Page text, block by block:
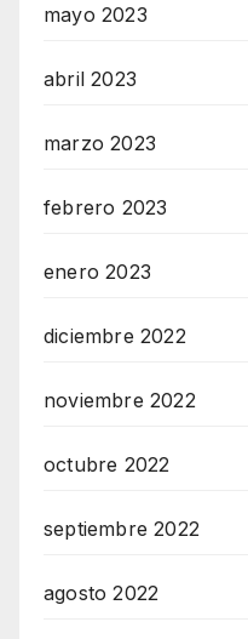
mayo 2023
abril 2023
marzo 2023
febrero 2023
enero 2023
diciembre 2022
noviembre 2022
octubre 2022
septiembre 2022
agosto 2022